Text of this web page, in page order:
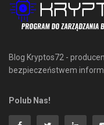
Blog Kryptos72 -
bezpieczeństwem
Polub Nas!